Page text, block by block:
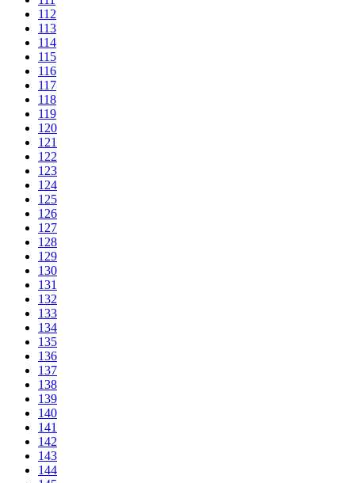
112
113
114
115
116
117
118
119
120
121
122
123
124
125
126
127
128
129
130
131
132
133
134
135
136
137
138
139
140
141
142
143
144